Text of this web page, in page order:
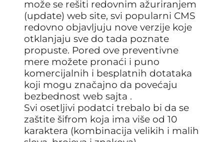
može se rešiti redovnim ažuriranjem
(update) web site, svi popularni CMS
redovno objavljuju nove verzije koje
otklanjaju sve do tada poznate
propuste. Pored ove preventivne
mere možete pronaći i puno
komercijalnih i besplatnih dotataka
koji mogu značajno da povećaju
bezbednost web sajta .
Svi osetljivi podatci trebalo bi da se
zaštite šifrom koja ima više od 10
karaktera (kombinacija velikih i malih